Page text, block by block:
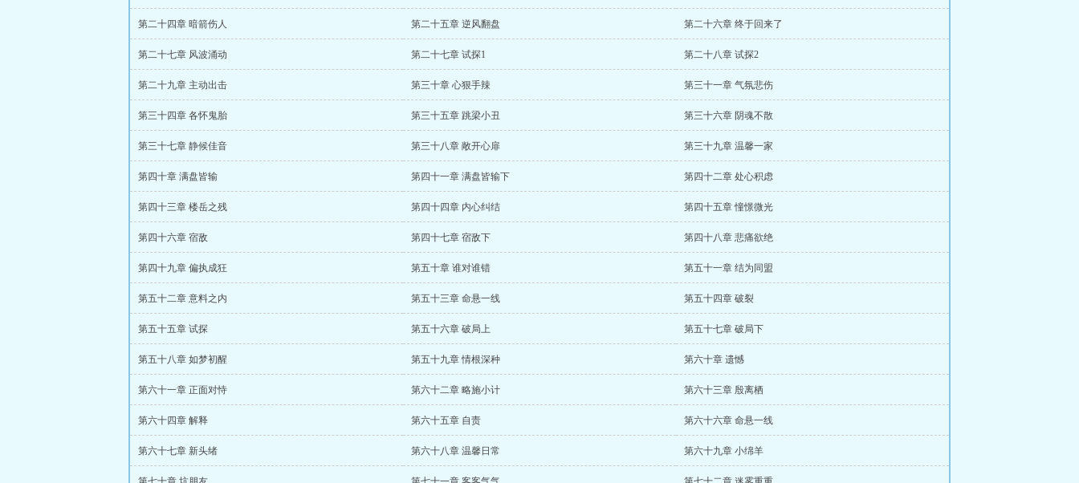
第二十四章 暗箭伤人 第二十五章 逆风翻盘 第二十六章 终于回来了
第二十七章 风波涌动 第二十七章 试探1 第二十八章 试探2
第二十九章 主动出击 第三十章 心狠手辣 第三十一章 气氛悲伤
第三十四章 各怀鬼胎 第三十五章 跳梁小丑 第三十六章 阴魂不散
第三十七章 静候佳音 第三十八章 敞开心扉 第三十九章 温馨一家
第四十章 满盘皆输 第四十一章 满盘皆输下 第四十二章 处心积虑
第四十三章 楼岳之残 第四十四章 内心纠结 第四十五章 憧憬微光
第四十六章 宿敌 第四十七章 宿敌下 第四十八章 悲痛欲绝
第四十九章 偏执成狂 第五十章 谁对谁错 第五十一章 结为同盟
第五十二章 意料之内 第五十三章 命悬一线 第五十四章 破裂
第五十五章 试探 第五十六章 破局上 第五十七章 破局下
第五十八章 如梦初醒 第五十九章 情根深种 第六十章 遗憾
第六十一章 正面对恃 第六十二章 略施小计 第六十三章 殷离栖
第六十四章 解释 第六十五章 自责 第六十六章 命悬一线
第六十七章 新头绪 第六十八章 温馨日常 第六十九章 小绵羊